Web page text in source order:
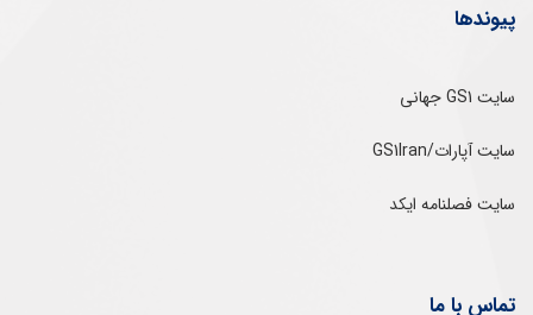
پیوندها
سایت GS1 جهانی
سایت آپارات/GS1Iran
سایت فصلنامه ایکد
تماس با ما